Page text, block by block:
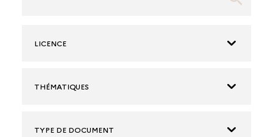
LICENCE
THÉMATIQUES
TYPE DE DOCUMENT